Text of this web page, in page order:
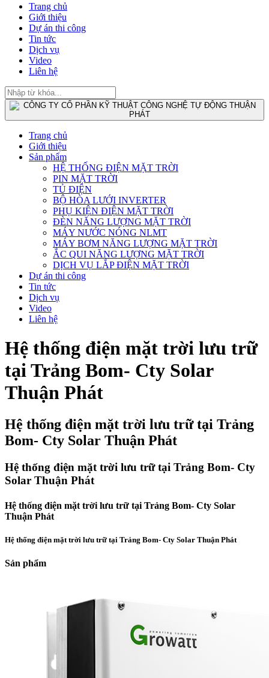
Trang chủ
Giới thiệu
Dự án thi công
Tin tức
Dịch vụ
Video
Liên hệ
Trang chủ
Giới thiệu
Sản phẩm
HỆ THỐNG ĐIỆN MẶT TRỜI
PIN MẶT TRỜI
TỦ ĐIỆN
BỘ HÒA LƯỚI INVERTER
PHỤ KIỆN ĐIỆN MẶT TRỜI
ĐÈN NĂNG LƯỢNG MẶT TRỜI
MÁY NƯỚC NÓNG NLMT
MÁY BƠM NĂNG LƯỢNG MẶT TRỜI
ẮC QUI NĂNG LƯỢNG MẶT TRỜI
DỊCH VỤ LẮP ĐIỆN MẶT TRỜI
Dự án thi công
Tin tức
Dịch vụ
Video
Liên hệ
Hệ thống điện mặt trời lưu trữ
tại Trảng Bom- Cty Solar
Thuận Phát
Hệ thống điện mặt trời lưu trữ tại Trảng
Bom- Cty Solar Thuận Phát
Hệ thống điện mặt trời lưu trữ tại Trảng Bom- Cty
Solar Thuận Phát
Hệ thống điện mặt trời lưu trữ tại Trảng Bom- Cty Solar
Thuận Phát
Hệ thống điện mặt trời lưu trữ tại Trảng Bom- Cty Solar Thuận Phát
Sản phẩm